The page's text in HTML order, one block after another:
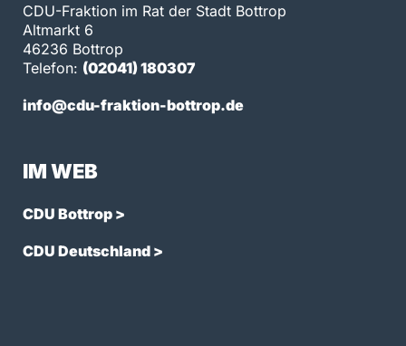
CDU-Fraktion im Rat der Stadt Bottrop
Altmarkt 6
46236 Bottrop
Telefon: (02041) 180307
info@cdu-fraktion-bottrop.de
IM WEB
CDU Bottrop >
CDU Deutschland >